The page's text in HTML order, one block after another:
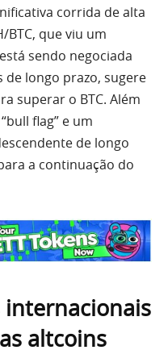
corrida de alta
BTC, que viu um
sendo negociada
de longo prazo, sugere
superar o BTC. Além
flag” e um
de longo
a continuação do
internacionais
altcoins